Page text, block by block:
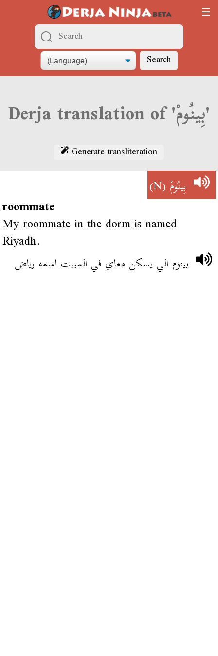
Search
Derja translation of 'بِينُومْ'
Generate transliteration
بِينُومْ(N)
roommate
My roommate in the dorm is named
Riyadh.
بينوم الي يسكن معاي في المبيت اسمه رياض